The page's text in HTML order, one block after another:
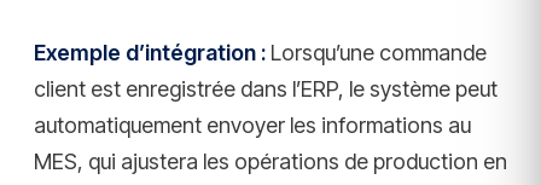
Exemple d’intégration : Lorsqu’une commande
client est enregistrée dans l’ERP, le système peut
automatiquement envoyer les informations au
MES, qui ajustera les opérations de production en